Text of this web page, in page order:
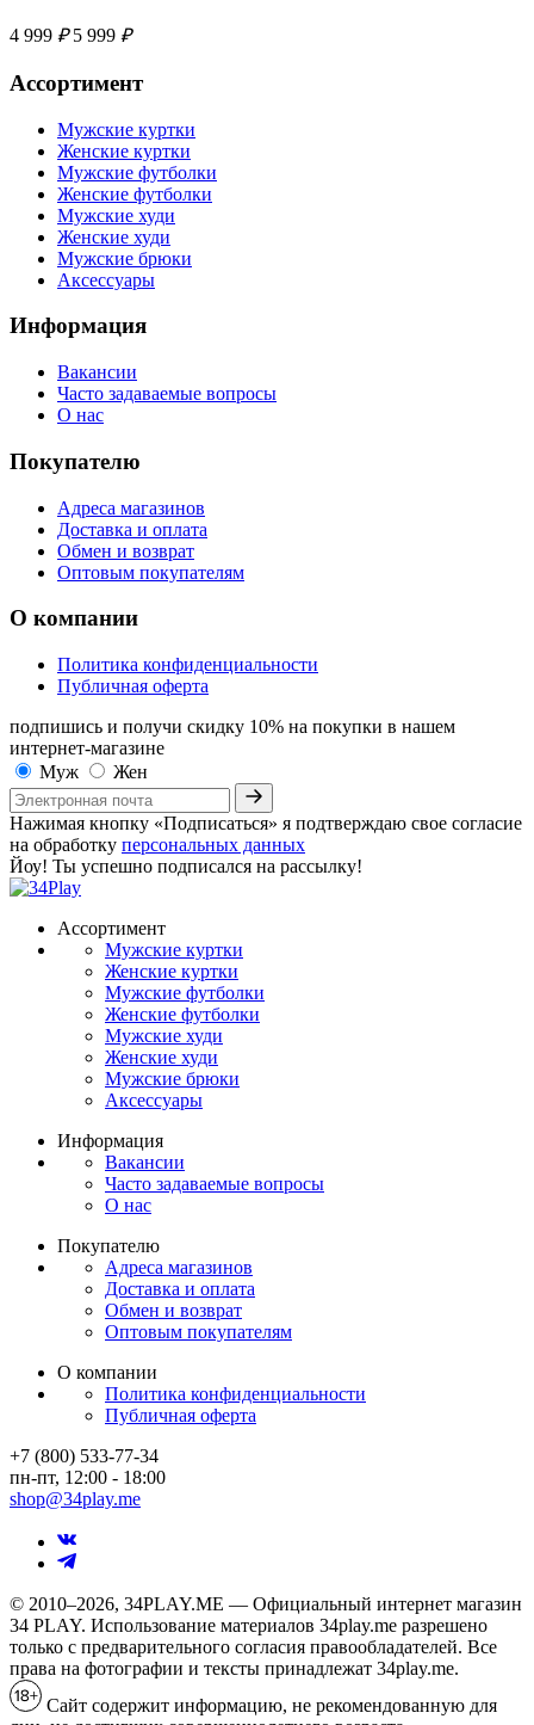
4 999 ₽ 5 999 ₽
Ассортимент
Мужские куртки
Женские куртки
Мужские футболки
Женские футболки
Мужские худи
Женские худи
Мужские брюки
Аксессуары
Информация
Вакансии
Часто задаваемые вопросы
О нас
Покупателю
Адреса магазинов
Доставка и оплата
Обмен и возврат
Оптовым покупателям
О компании
Политика конфиденциальности
Публичная оферта
подпишись и получи скидку 10% на покупки в нашем
интернет-магазине
Муж
Жен
Нажимая кнопку «Подписаться» я подтверждаю свое согласие
на обработку персональных данных
Йоу! Ты успешно подписался на рассылку!
Ассортимент
Мужские куртки
Женские куртки
Мужские футболки
Женские футболки
Мужские худи
Женские худи
Мужские брюки
Аксессуары
Информация
Вакансии
Часто задаваемые вопросы
О нас
Покупателю
Адреса магазинов
Доставка и оплата
Обмен и возврат
Оптовым покупателям
О компании
Политика конфиденциальности
Публичная оферта
+7 (800) 533-77-34
пн-пт, 12:00 - 18:00
shop@34play.me
© 2010–2026, 34PLAY.ME — Официальный интернет магазин
34 PLAY. Использование материалов 34play.me разрешено
только с предварительного согласия правообладателей. Все
права на фотографии и тексты принадлежат 34play.me.
Сайт содержит информацию, не рекомендованную для